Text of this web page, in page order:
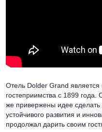
Отель Dolder Grand
гостеприимства с 1899 года.
же привержены идее сделать
устойчивого развития и
продолжал дарить своим